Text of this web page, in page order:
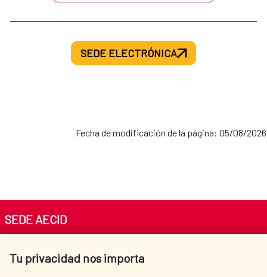
SEDE ELECTRÓNICA
Fecha de modificación de la página: 05/08/2026
Tu privacidad nos importa
SEDE AECID
Tel. +34 900 20 30 54​​​​​​​